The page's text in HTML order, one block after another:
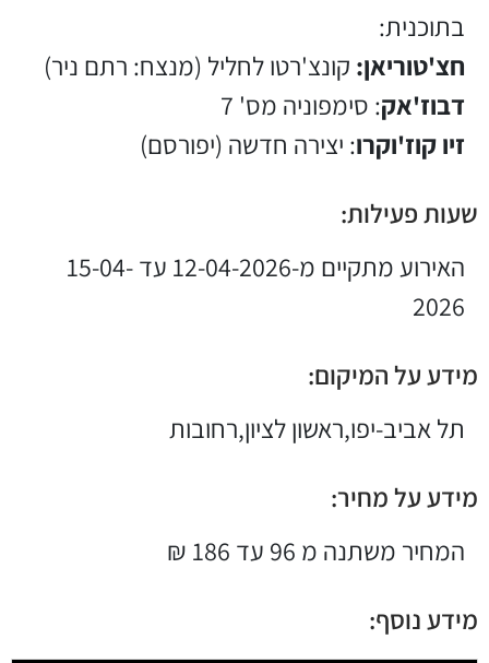
בתוכנית:
חצ'טוריאן: קונצ'רטו לחליל (מנצח: רתם ניר)
דבוז'אק: סימפוניה מס' 7
זיו קוז'וקרו: יצירה חדשה (יפורסם)
שעות פעילות:
האירוע מתקיים מ-12-04-2026 עד 15-04-
2026
מידע על המיקום:
תל אביב-יפו,ראשון לציון,רחובות
מידע על מחיר:
המחיר משתנה מ 96 עד 186 ₪
מידע נוסף: